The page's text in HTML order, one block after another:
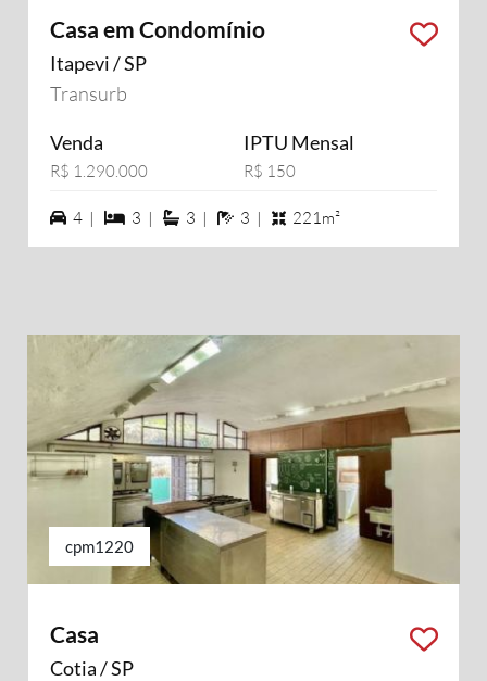
Casa em Condomínio
Itapevi / SP
Transurb
Venda
R$ 1.290.000
IPTU Mensal
R$ 150
4 vagas na garagem
4 | 3 dormiórios
3 | 3 suítes
3 | 3 banheiros
3 | 221m²
cpm1220
Casa
Cotia / SP